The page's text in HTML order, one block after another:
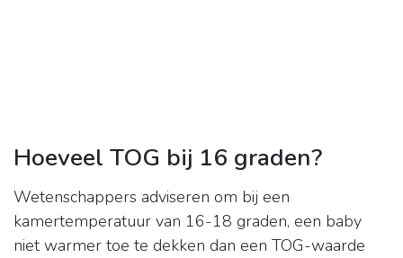
Hoeveel TOG bij 16 graden?
Wetenschappers adviseren om bij een
kamertemperatuur van 16-18 graden, een baby
niet warmer toe te dekken dan een TOG-waarde